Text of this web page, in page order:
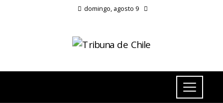
domingo, agosto 9